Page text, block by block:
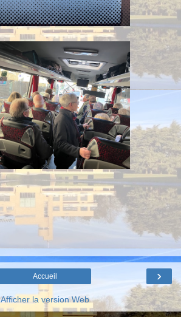
›
Accueil
Afficher la version Web